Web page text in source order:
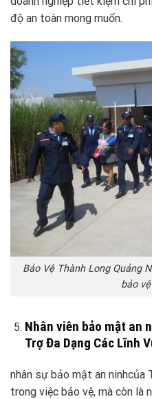
độ an toàn mong muốn.
Bảo Vệ Thành Long Quảng
bảo
Nhân viên bảo mật an
Trợ Đa Dạng Các Lĩnh
nhân sự bảo mật an ninhcủa
trong việc bảo vệ, mà còn là